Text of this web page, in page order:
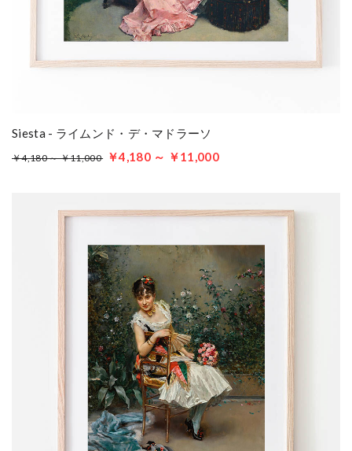
Siesta - ライムンド・デ・マドラーソ
￥4,180 ～ ￥11,000 ￥4,180 ～ ￥11,000